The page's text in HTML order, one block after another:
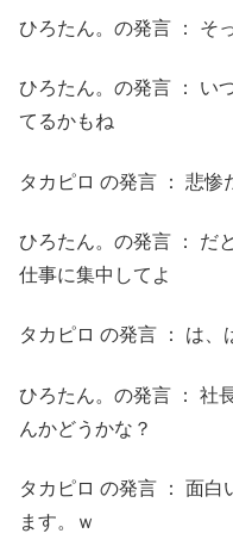
ひろたん。の発言 ： そ
ひろたん。の発言 ： い
てるかもね
タカピロ の発言 ： 悲惨
ひろたん。の発言 ： だ
仕事に集中してよ
タカピロ の発言 ： は、
ひろたん。の発言 ： 社
んかどうかな？
タカピロ の発言 ： 面白
ます。ｗ